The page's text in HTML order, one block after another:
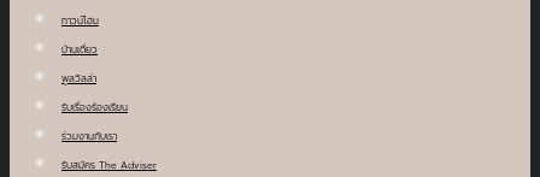
ทาวน์โฮม
บ้านเดี่ยว
พูลวิลล่า
รับเรื่องร้องเรียน
ร่วมงานกับเรา
รับสมัคร The Adviser